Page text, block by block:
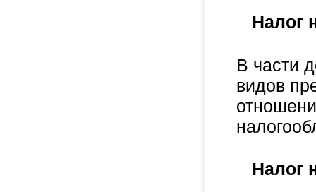
Налог
В части
видов
Налог